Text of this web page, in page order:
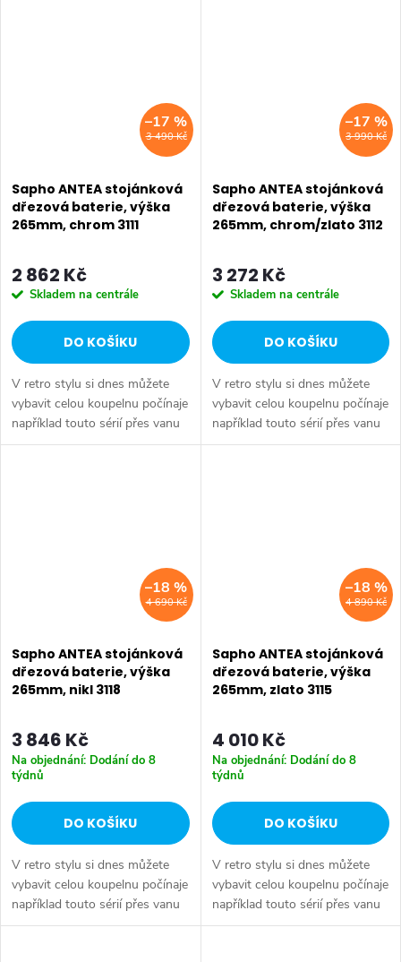
3 490 Kč
–17 %
Sapho ANTEA stojánková
dřezová baterie, výška
265mm, chrom 3111
2 862 Kč
Skladem na centrále
DO KOŠÍKU
V retro stylu si dnes můžete
vybavit celou koupelnu počínaje
například touto sérií přes vanu
Retro, doplňky Diamond až po
3 990 Kč
–17 %
Sapho ANTEA stojánková
dřezová baterie, výška
265mm, chrom/zlato 3112
3 272 Kč
Skladem na centrále
DO KOŠÍKU
V retro stylu si dnes můžete
vybavit celou koupelnu počínaje
například touto sérií přes vanu
Retro, doplňky Diamond až po
4 690 Kč
–18 %
Sapho ANTEA stojánková
dřezová baterie, výška
265mm, nikl 3118
3 846 Kč
Na objednání: Dodání do 8
týdnů
DO KOŠÍKU
V retro stylu si dnes můžete
vybavit celou koupelnu počínaje
například touto sérií přes vanu
Retro, doplňky Diamond až po
4 890 Kč
–18 %
Sapho ANTEA stojánková
dřezová baterie, výška
265mm, zlato 3115
4 010 Kč
Na objednání: Dodání do 8
týdnů
DO KOŠÍKU
V retro stylu si dnes můžete
vybavit celou koupelnu počínaje
například touto sérií přes vanu
Retro, doplňky Diamond až po